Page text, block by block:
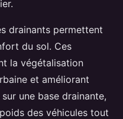
drainants permettent
du sol. Ces
la végétalisation
et améliorant
une base drainante,
des véhicules tout